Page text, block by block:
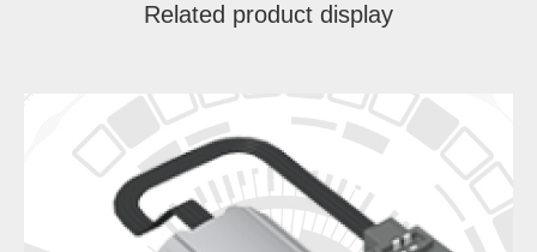
Related product display